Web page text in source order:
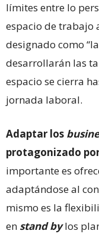
límites entre lo
espacio de trabajo
designado como
desarrollarán las
espacio se cierra
jornada laboral.
Adaptar los
protagonizado
importante es
adaptándose al
mismo es la
en stand bylos